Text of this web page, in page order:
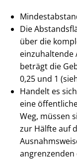
Die
über die
einzuhaltende
beträgt die
0,25 und 1
Handelt es
eine
Weg, müssen
zur Hälfte auf
angrenzenden